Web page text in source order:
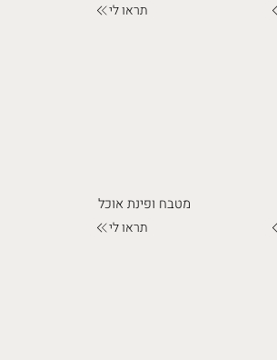
תראו לי
מטבח ופינת אוכל
תראו לי